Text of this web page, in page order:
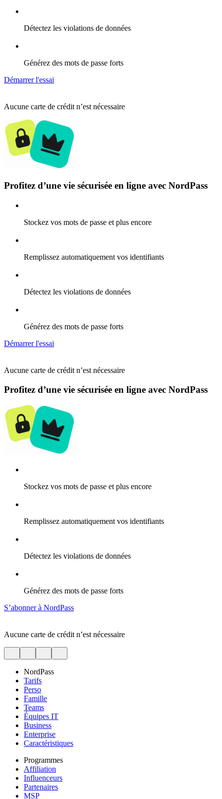
Détectez les violations de données
Générez des mots de passe forts
Démarrer l'essai
Aucune carte de crédit n’est nécessaire
Profitez d’une vie sécurisée en ligne avec NordPass
Stockez vos mots de passe et plus encore
Remplissez automatiquement vos identifiants
Détectez les violations de données
Générez des mots de passe forts
Démarrer l'essai
Aucune carte de crédit n’est nécessaire
Profitez d’une vie sécurisée en ligne avec NordPass
Stockez vos mots de passe et plus encore
Remplissez automatiquement vos identifiants
Détectez les violations de données
Générez des mots de passe forts
S’abonner à NordPass
Aucune carte de crédit n’est nécessaire
NordPass
Tarifs
Perso
Famille
Teams
Équipes IT
Business
Enterprise
Caractéristiques
Programmes
Affiliation
Influenceurs
Partenaires
MSP